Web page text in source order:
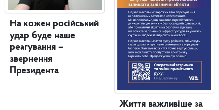
На кожен російський
удар буде наше
реагування –
звернення
Президента
Життя важливіше за